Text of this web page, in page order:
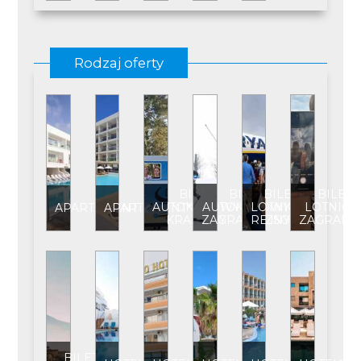
Rodzaj oferty
APARTAMENTAPARTAMENT****
BILET
AUTOKAROWY
KRAJOWY
BILET
AUTOKAROWY
ZAGRANICZNY
BILET
LOTNICZY
REJSOWY
BILET
BILET